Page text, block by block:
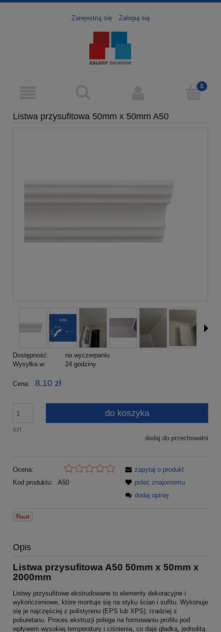
Zarejestruj się Zaloguj się
Listwa przysufitowa 50mm x 50mm A50
Dostępność:
na wyczerpaniu
Wysyłka w:
24 godziny
Cena: 8,10 zł
szt.
do koszyka
dodaj do przechowalni
Ocena:
Kod produktu:
A50
zapytaj o produkt
poleć znajomemu
dodaj opinię
Opis
Listwa przysufitowa A50 50mm x 50mm x
2000mm
Listwy przysufitowe ekstrudowane to elementy dekoracyjne i
wykończeniowe, które montuje się na styku ścian i sufitu. Wykonuje
się je najczęściej z polistyrenu (EPS lub XPS), rzadziej z
poliuretanu. Proces ekstruzji polega na formowaniu profilu pod
wpływem wysokiej temperatury i ciśnienia, co daje gładką, jednolitą